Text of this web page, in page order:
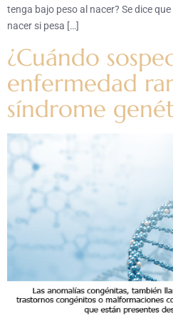
tenga bajo peso al nacer? Se dice
nacer si pesa […]
¿Cuándo
enfermedad
síndrome